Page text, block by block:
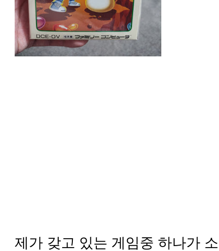
제가 갖고 있는 게임중 하나가